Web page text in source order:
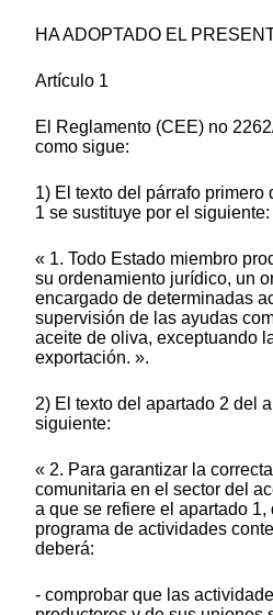
HA ADOPTADO EL
Artículo 1
El Reglamento (CEE) no
como sigue:
1) El texto del párrafo
1 se sustituye por el siguiente:
« 1. Todo Estado miembro
su ordenamiento jurídico, un
encargado de determinadas
supervisión de las ayudas
aceite de oliva, exceptuando
exportación. ».
2) El texto del apartado 2 del
siguiente:
« 2. Para garantizar la
comunitaria en el sector del
a que se refiere el apartado 1,
programa de actividades
deberá:
- comprobar que las